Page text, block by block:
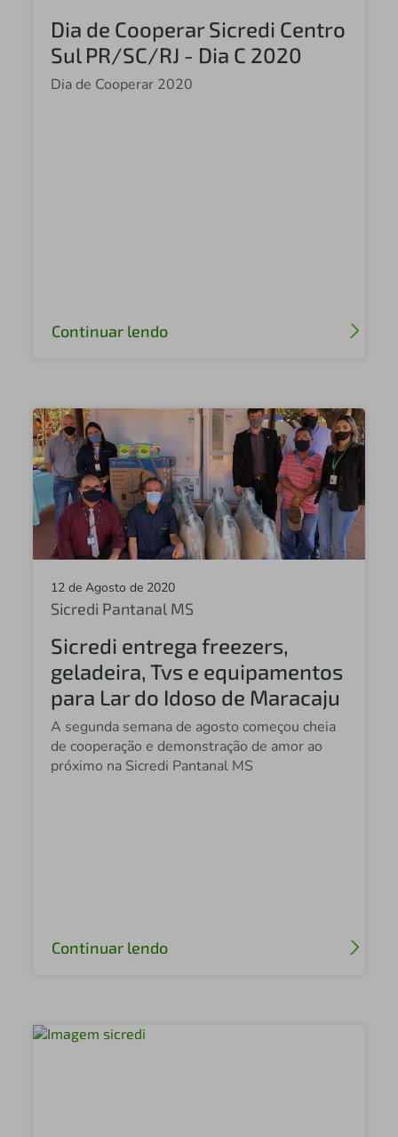
Dia de Cooperar Sicredi Centro
Sul PR/SC/RJ - Dia C 2020
Dia de Cooperar 2020
Continuar lendo
12 de Agosto de 2020
Sicredi Pantanal MS
Sicredi entrega freezers,
geladeira, Tvs e equipamentos
para Lar do Idoso de Maracaju
A segunda semana de agosto começou cheia
de cooperação e demonstração de amor ao
próximo na Sicredi Pantanal MS
Continuar lendo